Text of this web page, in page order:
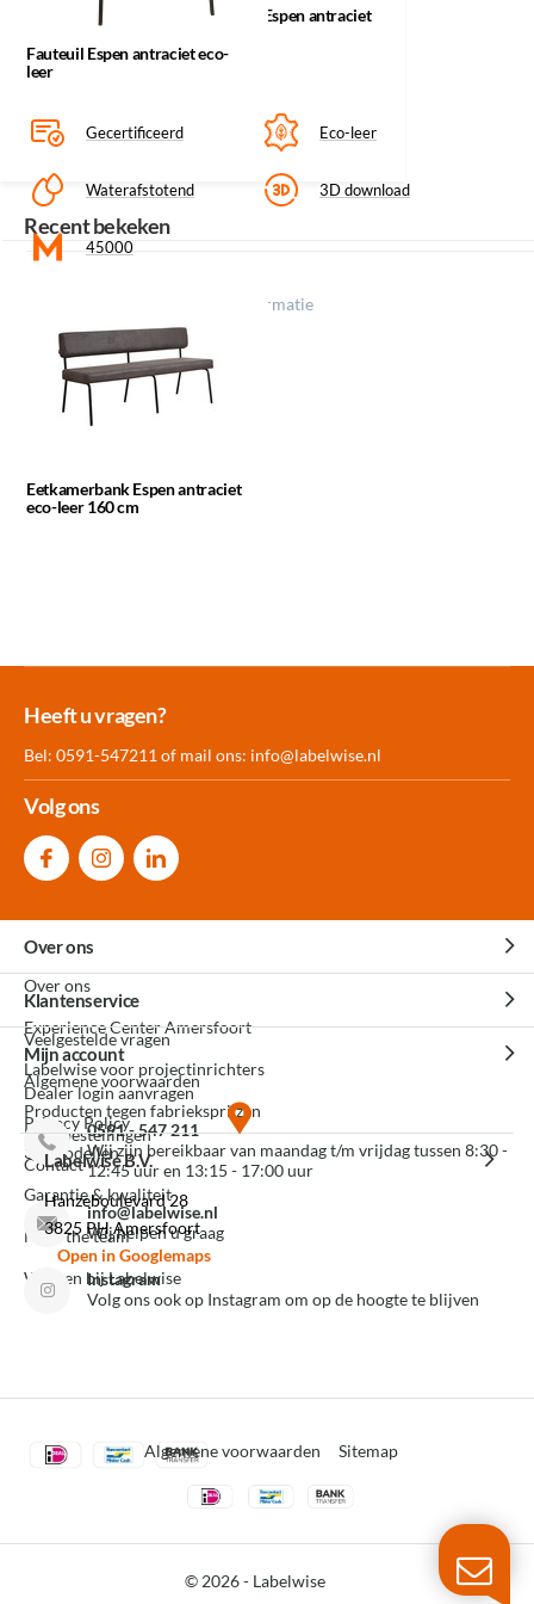
Gecertificeerd Eco-leer
Waterafstotend 3D download
45000
Klik op een icoon voor meer informatie
Fauteuil Espen antraciet
Fauteuil Espen antraciet eco-
leer
Recent bekeken
Eetkamerbank Espen antraciet
eco-leer 160 cm
Meer dan 30.000
Heeft u vragen?
Bel: 0591-547211 of mail ons: info@labelwise.nl
Volg ons
Over ons
Over ons
Experience Center Amersfoort
Labelwise voor projectinrichters
Producten tegen fabrieksprijzen
3D modellen
Garantie & kwaliteit
Meet the team
Werken bij Labelwise
Klantenservice
Veelgestelde vragen
Algemene voorwaarden
Privacy Policy
Contact
Mijn account
Dealer login aanvragen
Mijn bestellingen
0591 - 547 211
Wij zijn bereikbaar van maandag t/m vrijdag tussen 8:30 -
12:45 uur en 13:15 - 17:00 uur
info@labelwise.nl
Wij helpen u graag
Instagram
Volg ons ook op Instagram om op de hoogte te blijven
Labelwise B.V.
Hanzeboulevard 28
3825 PH Amersfoort
Open in Googlemaps
© 2026 - Labelwise
Algemene voorwaarden Sitemap